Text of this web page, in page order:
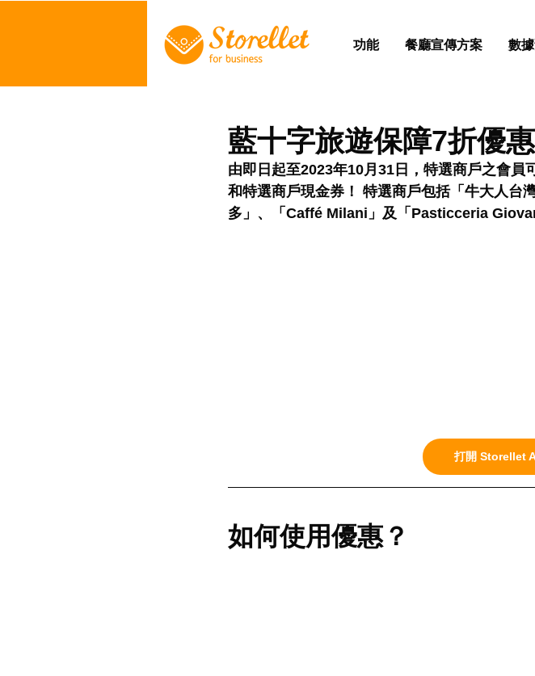
功能 餐廳宣傳方案 數
藍十字旅遊保障7折優惠
由即日起至2023年10月31日，特選商戶之會
和特選商戶現金券！ 特選商戶包括「牛大人台
多」、「Caffé Milani」及「Pasticceria
打開 Storellet
如何使用優惠？